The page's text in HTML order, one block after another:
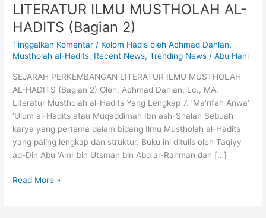
LITERATUR ILMU MUSTHOLAH AL-
HADITS (Bagian 2)
Tinggalkan Komentar / Kolom Hadis oleh Achmad Dahlan,
Mustholah al-Hadits, Recent News,Trending News /Abu Hani
SEJARAH PERKEMBANGAN LITERATUR ILMU MUSTHOLAH
AL-HADITS (Bagian 2) Oleh: Achmad Dahlan, Lc., MA.
Literatur Mustholah al-Hadits Yang Lengkap 7. ‘Ma’rifah Anwa’
‘Ulum al-Hadits atau Muqaddimah Ibn ash-Shalah Sebuah
karya yang pertama dalam bidang Ilmu Mustholah al-Hadits
yang paling lengkap dan struktur. Buku ini ditulis oleh Taqiyy
ad-Din Abu ‘Amr bin Utsman bin Abd ar-Rahman dan […]
Read More »